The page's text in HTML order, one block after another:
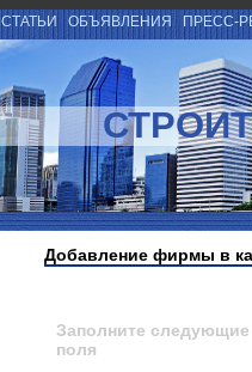
СТАТЬИ ОБЪЯВЛЕНИЯ ПРЕСС-
Добавление фирмы в
Заполните следующие
поля